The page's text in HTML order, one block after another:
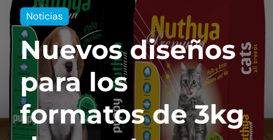
Noticias
Nuevos diseños
para los
formatos de 3kg